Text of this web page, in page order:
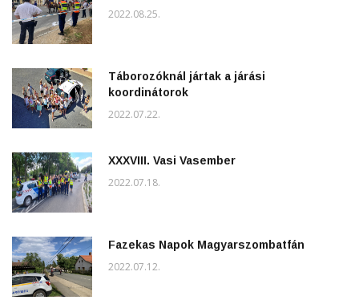
2022.08.25.
Táborozóknál jártak a járási
koordinátorok
2022.07.22.
XXXVIII. Vasi Vasember
2022.07.18.
Fazekas Napok Magyarszombatfán
2022.07.12.